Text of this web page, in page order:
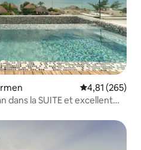
Note
4,81 (265)
dans la SUITE et excellent